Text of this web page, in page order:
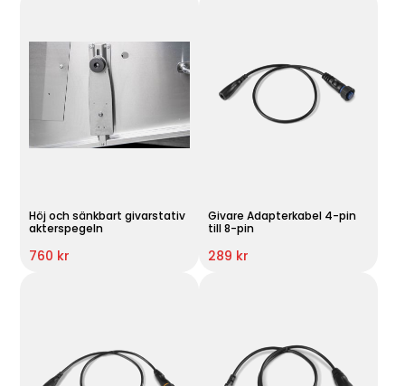
Höj och sänkbart givarstativ
akterspegeln
760 kr
Givare Adapterkabel 4-pin
till 8-pin
289 kr